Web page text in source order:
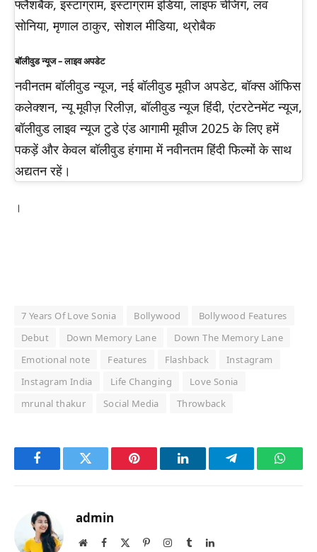
फ्लैशबैक, इंस्टाग्राम, इंस्टाग्राम इंडिया, लाइफ चेंजिंग, लव
सोनिया, मृणाल ठाकुर, सोशल मीडिया, थ्रोबैक
बॉलीवुड न्यूज – लाइव अपडेट
नवीनतम बॉलीवुड न्यूज, नई बॉलीवुड मूवीज अपडेट, बॉक्स ऑफिस
कलेक्शन, न्यू मूवीज़ रिलीज़, बॉलीवुड न्यूज हिंदी, एंटरटेनमेंट न्यूज,
बॉलीवुड लाइव न्यूज टुडे एंड आगामी मूवीज 2025 के लिए हमें
पकड़ें और केवल बॉलीवुड हंगामा में नवीनतम हिंदी फिल्मों के साथ
अद्यतन रहें।
।
7 Years Of Love Sonia Bollywood
Bollywood Features
Debut
Down Memory Lane
Down The Memory Lane
Emotional note
Features Flashback
Instagram
Instagram India
Life Changing
Love Sonia
mrunal thakur
Social Media Throwback
FacebookTwitter Pinterest LinkedInTelegram
admin
WebsiteFacebook PinterestInstagram
TumblrLinkedIn